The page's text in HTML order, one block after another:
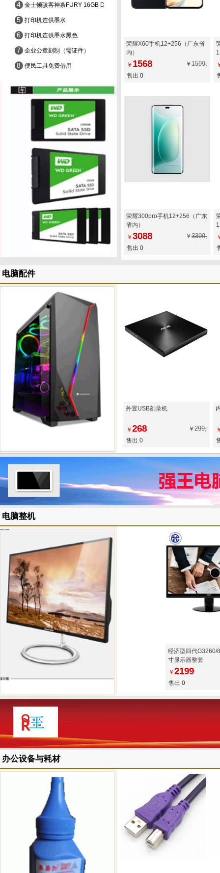
4 金士顿骇客神条FURY 16GB DDR4 3200
5 打印机连供墨水
6 打印机连供墨水黑色
7 企业公章刻制（需证件）
8 便民工具免费借用
荣耀X60手机12+256（广东省
内）
￥ 1568 ￥ 1599,
售出 0
荣耀300pro手机12+256（广东
省内）
￥ 3088 ￥ 3399,
售出 0
电脑配件
外置USB刻录机
￥ 268 ￥ 299,
售出 0
电脑整机
经济型四代G3260/
寸显示器整套
￥ 2199
售出 0
办公设备与耗材